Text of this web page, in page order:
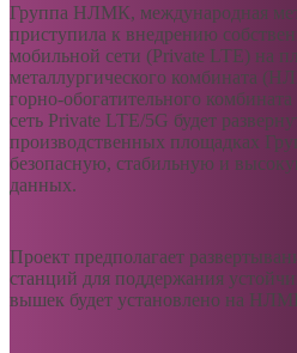
Группа НЛМК, международная
приступила к внедрению
мобильной сети (Private LTE) на
металлургического комбината
горно-обогатительного
сеть Private LTE/5G будет
производственных площадках
безопасную, стабильную и
данных.
Проект предполагает
станций для поддержания
вышек будет установлено на